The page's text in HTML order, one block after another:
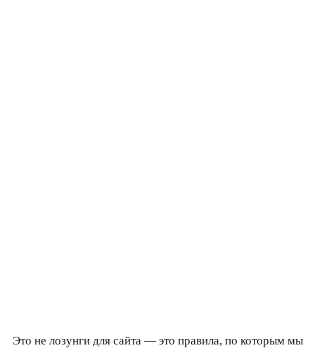
Это не лозунги для сайта — это правила, по которым мы